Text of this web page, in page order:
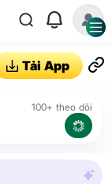
Tải App
100+ theo dõi